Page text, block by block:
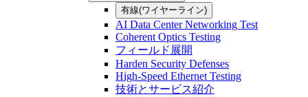
有線(ワイヤーライン)
AI Data Center Networking Test
Coherent Optics Testing
フィールド展開
Harden Security Defenses
High-Speed Ethernet Testing
技術とサービス紹介